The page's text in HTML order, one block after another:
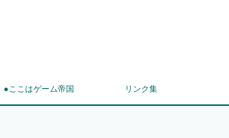
●ここはゲーム帝国 リンク集